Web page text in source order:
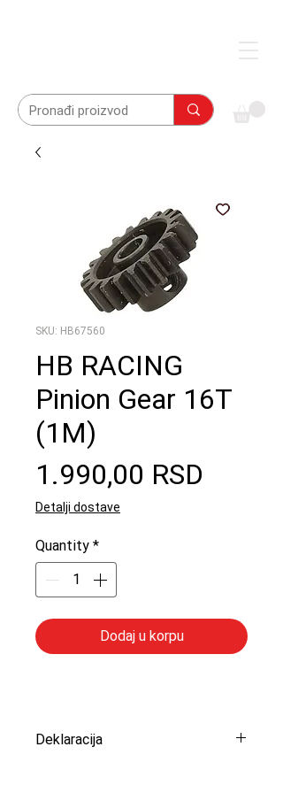
SKU: HB67560
HB RACING
Pinion Gear 16T
(1M)
1.990,00 RSD
Detalji dostave
Quantity *
Dodaj u korpu
Deklaracija